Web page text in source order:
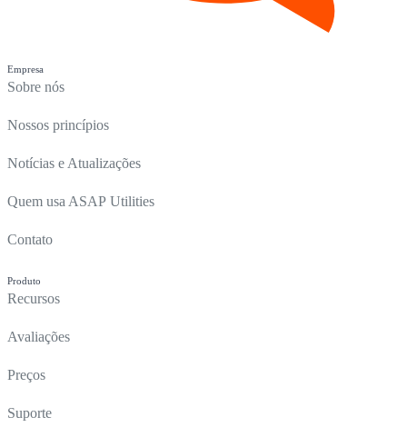
Empresa
Sobre nós
Nossos princípios
Notícias e Atualizações
Quem usa ASAP Utilities
Contato
Produto
Recursos
Avaliações
Preços
Suporte